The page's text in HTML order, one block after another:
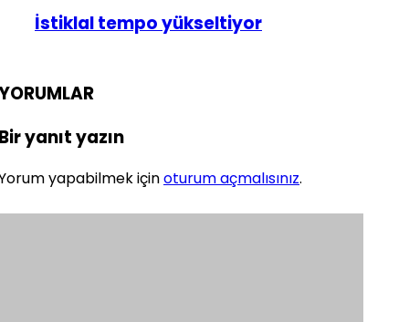
İstiklal tempo yükseltiyor
yanıt yazın
yapabilmek içinoturum açmalısınız.